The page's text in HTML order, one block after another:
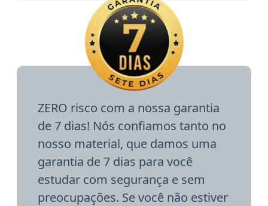
ZERO risco com a nossa garantia
de 7 dias! Nós confiamos tanto no
nosso material, que damos uma
garantia de 7 dias para você
estudar com segurança e sem
preocupações. Se você não estiver